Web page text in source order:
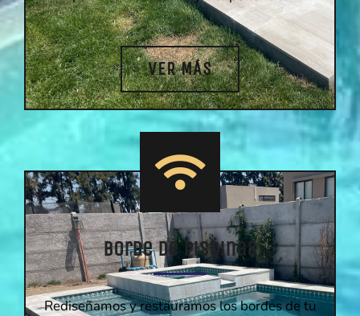
VER MÁS
Borde de piscinas
Rediseñamos y restauramos los bordes de tu